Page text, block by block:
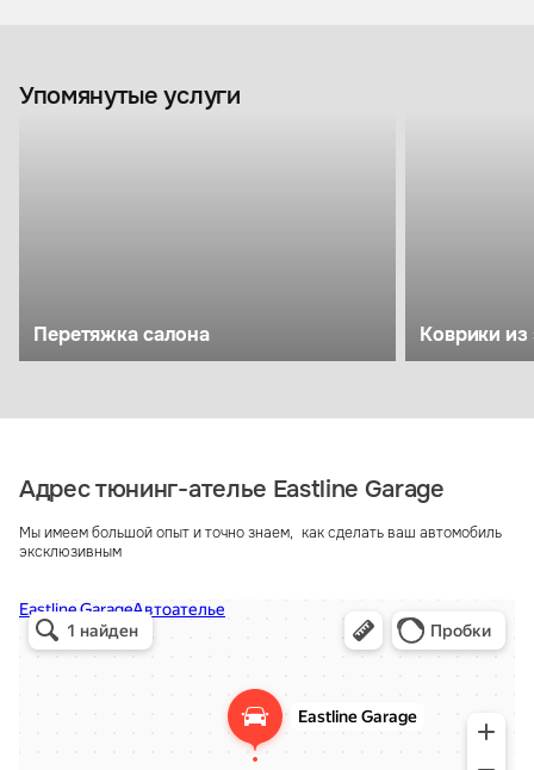
Упомянутые услуги
Перетяжка салона Коврики
Адрес тюнинг-ателье Eastline Garage
Мы имеем большой опыт и точно знаем, как сделать ваш автомобиль
эксклюзивным